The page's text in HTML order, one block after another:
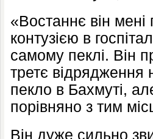
«Востаннє він мені
контузією в
самому пеклі. Він
третє відрядження
пекло в Бахмуті,
порівняно з тим
Він дуже сильно